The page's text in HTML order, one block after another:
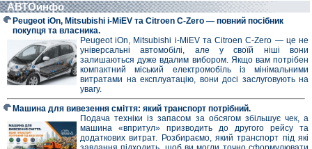
АВТОинфо
Peugeot iOn, Mitsubishi i-MiEV та Citroen C-Zero — повний посібник
покупця та власника.
Peugeot iOn, Mitsubishi i-MiEV та Citroen C-Zero — це не
універсальні автомобілі, але у своїй ніші вони
залишаються дуже вдалим вибором. Якщо вам потрібен
компактний міський електромобіль із мінімальними
витратами на експлуатацію, вони досі заслуговують на
увагу.
Машина для вивезення сміття: який транспорт потрібний.
Подача техніки із запасом за обсягом збільшує чек, а
машина «впритул» призводить до другого рейсу та
додаткових витрат. Розбираємо, який транспорт під які